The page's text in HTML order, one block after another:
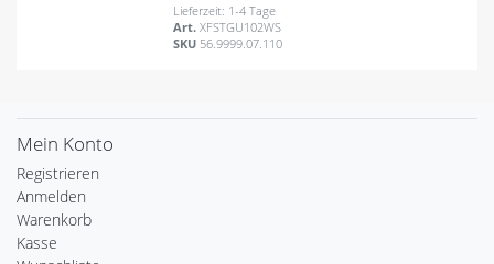
Lieferzeit: 1-4 Tage
Art.XFSTGU102WS
SKU 56.9999.07.110
Mein Konto
Registrieren
Anmelden
Warenkorb
Kasse